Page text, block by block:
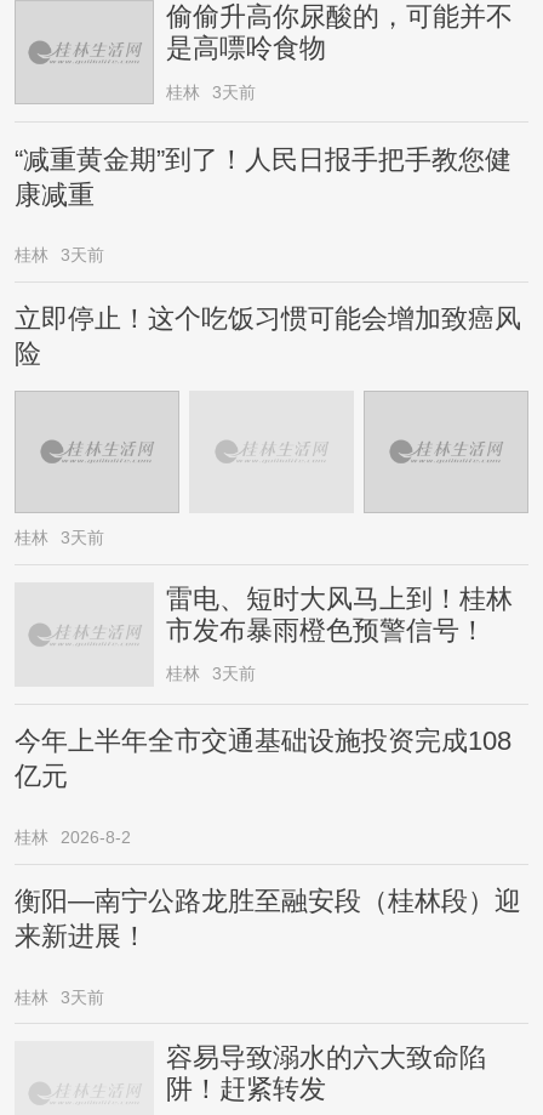
偷偷升高你尿酸的，可能并不
是高嘌呤食物
桂林 3天前
“减重黄金期”到了！人民日报手把手教您健
康减重
桂林 3天前
立即停止！这个吃饭习惯可能会增加致癌风
险
桂林 3天前
雷电、短时大风马上到！桂林
市发布暴雨橙色预警信号！
桂林 3天前
今年上半年全市交通基础设施投资完成108
亿元
桂林 2026-8-2
衡阳—南宁公路龙胜至融安段（桂林段）迎
来新进展！
桂林 3天前
容易导致溺水的六大致命陷
阱！赶紧转发